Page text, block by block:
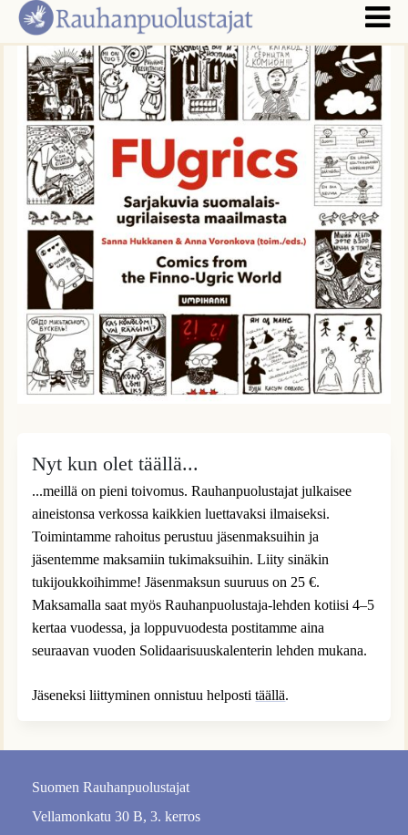
Nyt kun olet täällä...
...meillä on pieni toivomus. Rauhanpuolustajat julkaisee
aineistonsa verkossa kaikkien luettavaksi ilmaiseksi.
Toimintamme rahoitus perustuu jäsenmaksuihin ja
jäsentemme maksamiin tukimaksuihin. Liity sinäkin
tukijoukkoihimme! Jäsenmaksun suuruus on 25 €.
Maksamalla saat myös Rauhanpuolustaja-lehden kotiisi 4–5
kertaa vuodessa, ja loppuvuodesta postitamme aina
seuraavan vuoden Solidaarisuuskalenterin lehden mukana.
Jäseneksi liittyminen onnistuu helpostitäällä.
Suomen Rauhanpuolustajat
Vellamonkatu 30 B, 3. kerros